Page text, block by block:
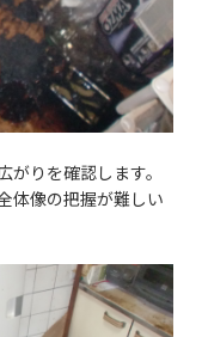
りを確認します。
体像の把握が難しい